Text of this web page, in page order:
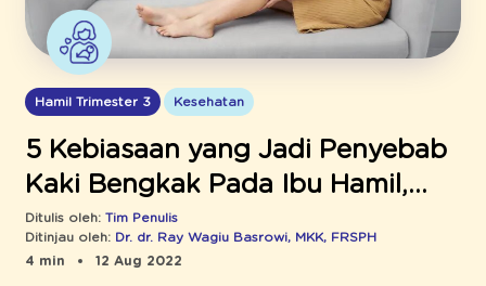
Hamil Trimester 3 Kesehatan
5 Kebiasaan yang Jadi Penyebab
Kaki Bengkak Pada Ibu Hamil,
Jangan Sering Dilakukan, Ya!
Ditulis oleh: Tim Penulis
Ditinjau oleh: Dr. dr. Ray Wagiu Basrowi, MKK, FRSPH
4 min
12 Aug 2022